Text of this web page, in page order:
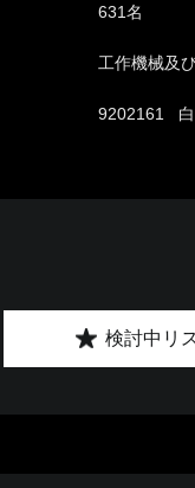
631名
工作機械及
9202161 白
検討中リ